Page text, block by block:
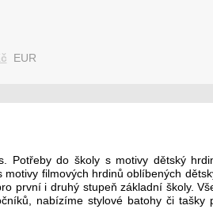
Potřeby do školy s motivy dětský
filmových hrdinů oblíbených
první i druhý stupeň základní školy.
nabízíme stylové batohy či
EUR